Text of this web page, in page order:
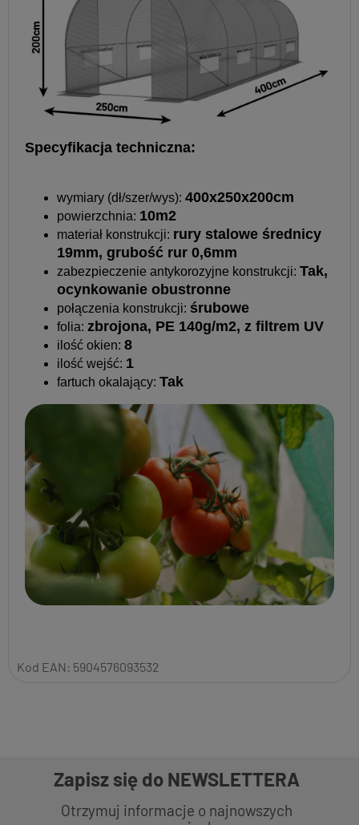
Specyfikacja techniczna:
wymiary (dł/szer/wys): 400x250x200cm
powierzchnia: 10m2
materiał konstrukcji: rury stalowe średnicy
19mm, grubość rur 0,6mm
zabezpieczenie antykorozyjne konstrukcji: Tak,
ocynkowanie obustronne
połączenia konstrukcji: śrubowe
folia: zbrojona, PE 140g/m2, z filtrem UV
ilość okien: 8
ilość wejść: 1
fartuch okalający: Tak
Kod EAN: 5904576093532
Zapisz się do NEWSLETTERA
Otrzymuj informacje o najnowszych